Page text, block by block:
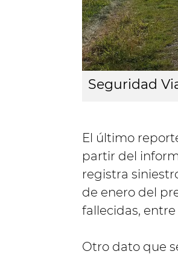
Seguridad
El último
partir del
registra
de enero del
fallecidas,
Otro dato que